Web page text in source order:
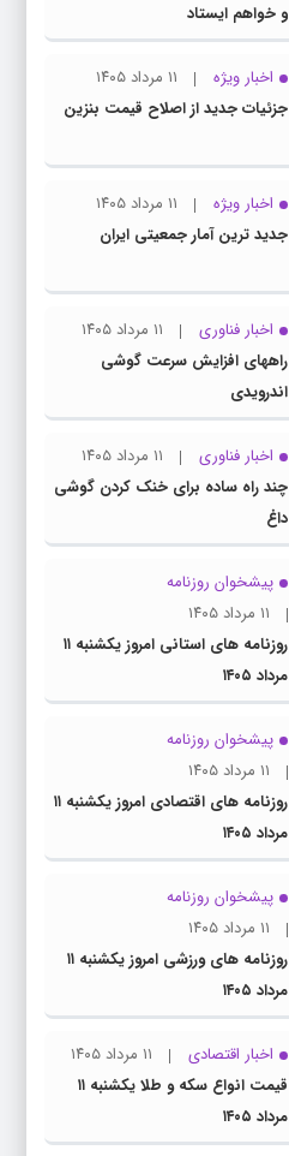
و خواهم ایستاد
اخبار ویژه
۱۱ مرداد ۱۴۰۵
جزئیات جدید از اصلاح قیمت بنزین
اخبار ویژه
۱۱ مرداد ۱۴۰۵
جدید ترین آمار جمعیتی ایران
اخبار فناوری
۱۱ مرداد ۱۴۰۵
راههای افزایش سرعت گوشی
اندرویدی
اخبار فناوری
۱۱ مرداد ۱۴۰۵
چند راه‌ ساده برای خنک کردن گوشی
داغ
پیشخوان روزنامه
۱۱ مرداد ۱۴۰۵
روزنامه های استانی امروز یکشنبه ۱۱
مرداد ۱۴۰۵
پیشخوان روزنامه
۱۱ مرداد ۱۴۰۵
روزنامه های اقتصادی امروز یکشنبه ۱۱
مرداد ۱۴۰۵
پیشخوان روزنامه
۱۱ مرداد ۱۴۰۵
روزنامه های ورزشی امروز یکشنبه ۱۱
مرداد ۱۴۰۵
اخبار اقتصادی
۱۱ مرداد ۱۴۰۵
قیمت انواع سکه و طلا یکشنبه ۱۱
مرداد ۱۴۰۵